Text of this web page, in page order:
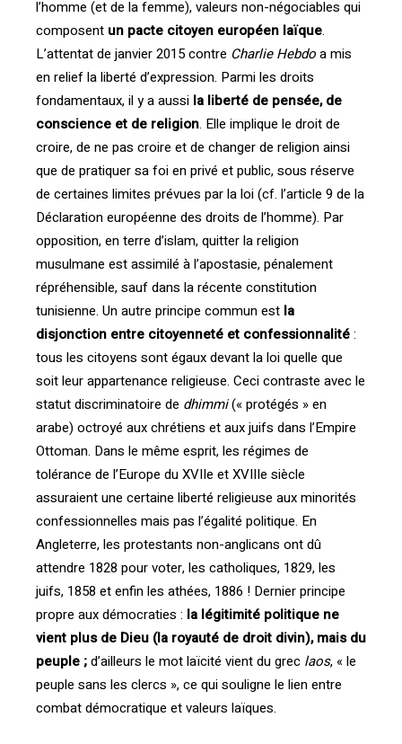
l’homme (et de la femme), valeurs non-négociables qui
composent un pacte citoyen européen laïque.
L’attentat de janvier 2015 contre Charlie Hebdoa mis
en relief la liberté d’expression. Parmi les droits
fondamentaux, il y a aussi la liberté de pensée, de
conscience et de religion. Elle implique le droit de
croire, de ne pas croire et de changer de religion ainsi
que de pratiquer sa foi en privé et public, sous réserve
de certaines limites prévues par la loi (cf. l’article 9 de la
Déclaration européenne des droits de l’homme). Par
opposition, en terre d’islam, quitter la religion
musulmane est assimilé à l’apostasie, pénalement
répréhensible, sauf dans la récente constitution
tunisienne. Un autre principe commun est la
disjonction entre citoyenneté et confessionnalité:
tous les citoyens sont égaux devant la loi quelle que
soit leur appartenance religieuse. Ceci contraste avec le
statut discriminatoire de dhimmi(« protégés » en
arabe) octroyé aux chrétiens et aux juifs dans l’Empire
Ottoman. Dans le même esprit, les régimes de
tolérance de l’Europe du XVIIe et XVIIIe siècle
assuraient une certaine liberté religieuse aux minorités
confessionnelles mais pas l’égalité politique. En
Angleterre, les protestants non-anglicans ont dû
attendre 1828 pour voter, les catholiques, 1829, les
juifs, 1858 et enfin les athées, 1886 ! Dernier principe
propre aux démocraties : la légitimité politique ne
vient plus de Dieu (la royauté de droit divin), mais du
peuple ;d’ailleurs le mot laïcité vient du grec laos, « le
peuple sans les clercs », ce qui souligne le lien entre
combat démocratique et valeurs laïques.